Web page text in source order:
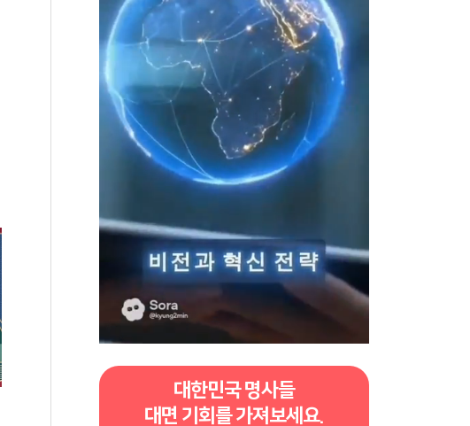
대한민국 명사들
대면 기회를 가져보세요.